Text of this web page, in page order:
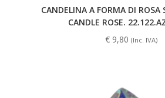
CANDELINA A FORMA DI ROSA
CANDLE ROSE.
€ 9,80 (Inc. IVA)